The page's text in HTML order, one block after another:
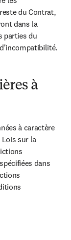
du Contrat,
dans la
parties du
à
à caractère
sur la
dans